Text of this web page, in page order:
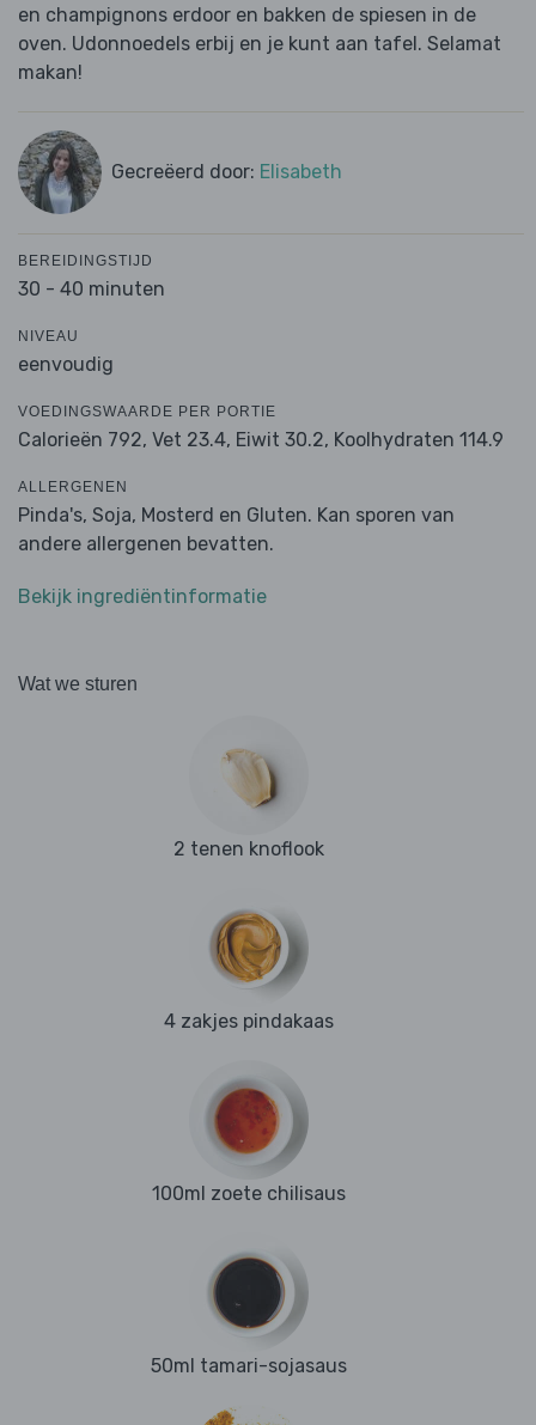
en champignons erdoor en bakken de spiesen in de
oven. Udonnoedels erbij en je kunt aan tafel. Selamat
makan!
Gecreëerd door: Elisabeth
BEREIDINGSTIJD
30 - 40 minuten
NIVEAU
eenvoudig
VOEDINGSWAARDE PER PORTIE
Calorieën 792, Vet 23.4, Eiwit 30.2, Koolhydraten 114.9
ALLERGENEN
Pinda's, Soja, Mosterd en Gluten. Kan sporen van
andere allergenen bevatten.
Bekijk ingrediëntinformatie
Wat we sturen
2 tenen knoflook
4 zakjes pindakaas
100ml zoete chilisaus
50ml tamari-sojasaus